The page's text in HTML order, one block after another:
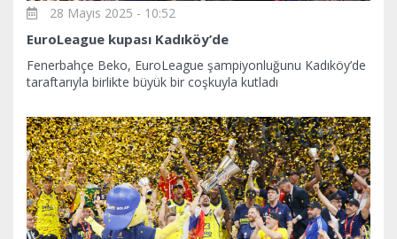
28 Mayıs 2025 - 10:52
EuroLeague kupası Kadıköy’de
Fenerbahçe Beko, EuroLeague şampiyonluğunu Kadıköy’de
taraftarıyla birlikte büyük bir coşkuyla kutladı